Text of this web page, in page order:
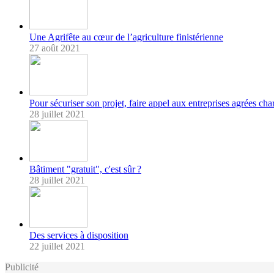
Une Agrifête au cœur de l’agriculture finistérienne
27 août 2021
Pour sécuriser son projet, faire appel aux entreprises agrées
28 juillet 2021
Bâtiment "gratuit", c'est sûr ?
28 juillet 2021
Des services à disposition
22 juillet 2021
Publicité